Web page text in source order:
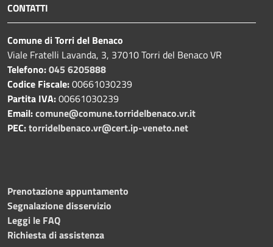
CONTATTI
Comune di Torri del Benaco
Viale Fratelli Lavanda, 3, 37010 Torri del Benaco VR
Telefono:045 6205888
Codice Fiscale:00661030239
Partita IVA:00661030239
Email:comune@comune.torridelbenaco.vr.it
PEC:torridelbenaco.vr@cert.ip-veneto.net
Prenotazione appuntamento
Segnalazione disservizio
Leggi le FAQ
Richiesta di assistenza